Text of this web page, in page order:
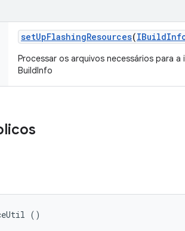
setUpFlashingResources(IBuild
Processar os arquivos necessários para
BuildInfo
()